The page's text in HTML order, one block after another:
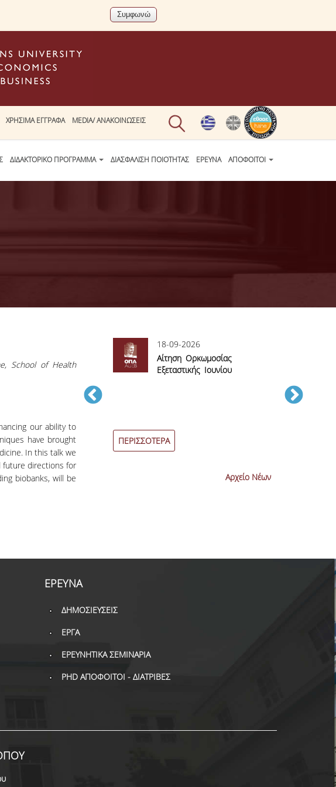
ΧΡΗΣΙΜΑ ΕΓΓΡΑΦΑ MEDIA/ ΑΝΑΚΟΙΝΩΣΕΙΣ
ΔΙΔΑΚΤΟΡΙΚΟ ΠΡΟΓΡΑΜΜΑ ΔΙΑΣΦΑΛΙΣΗ ΠΟΙΟΤΗΤΑΣ ΕΡΕΥΝΑ ΑΠΟΦΟΙΤΟΙ
School of Health
our ability to
have brought
In this talk we
future directions for
biobanks, will be
Graduate
18-09-2026
Αίτηση Ορκωμοσίας
Εξεταστικής Ιουνίου
ΠΕΡΙΣΣΟΤΕΡΑ
Ιουνίου 2026
Αρχείο Νέων
ΕΡΕΥΝΑ
ΔΗΜΟΣΙΕΥΣΕΙΣ
ΕΡΓΑ
ΕΡΕΥΝΗΤΙΚΑ ΣΕΜΙΝΑΡΙΑ
PHD ΑΠΟΦΟΙΤΟΙ - ΔΙΑΤΡΙΒΕΣ